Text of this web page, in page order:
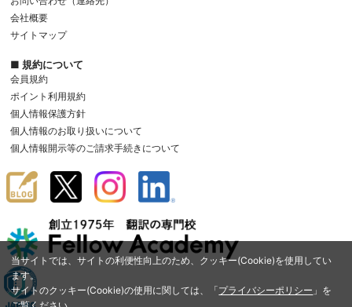
当サイトでは、サイトの利便性向上のため、クッキー(Cookie)を使用してい
ます。
サイトのクッキー(Cookie)の使用に関しては、「プライバシーポリシー 」を
会社概要
サイトマップ
■ 規約について
会員規約
ポイント利用規約
個人情報保護方針
個人情報のお取り扱いについて
個人情報開示等のご請求手続きについて